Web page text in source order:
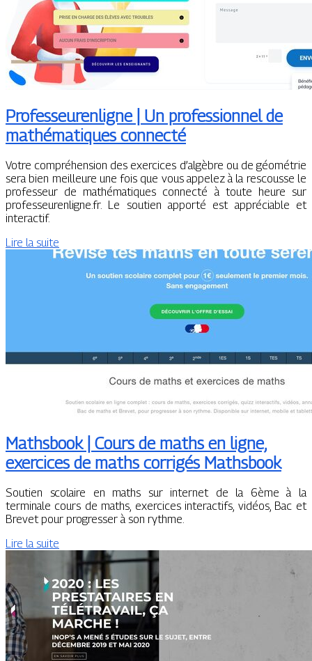
Profes­seu­renlig­ne | Un profes­sion­nel de
mathémati­ques connecté
Votre compréhension des exercices d’algèbre ou de géométrie
sera bien meilleure une fois que vous appelez à la rescousse le
professeur de mathématiques connecté à toute heure sur
professeurenligne.fr. Le soutien apporté est appréciable et
interactif.
Lire la suite
Mathsbook | Cours de maths en ligne,
exercices de maths corrigés Mathsbook
Soutien scolaire en maths sur internet de la 6ème à la
terminale cours de maths, exercices interactifs, vidéos, Bac et
Brevet pour progresser à son rythme.
Lire la suite